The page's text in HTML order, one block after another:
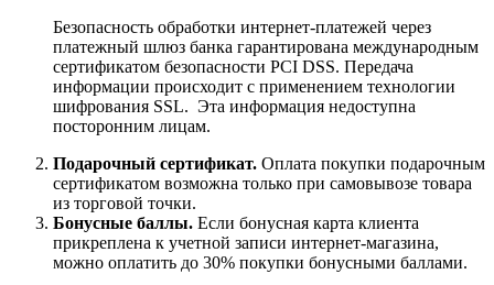
Безопасность обработки интернет-платежей через
платежный шлюз банка гарантирована международным
сертификатом безопасности PCI DSS. Передача
информации происходит с применением технологии
шифрования SSL. Эта информация недоступна
посторонним лицам.
Подарочный сертификат. Оплата покупки подарочным
сертификатом возможна только при самовывозе товара
из торговой точки.
Бонусные баллы. Если бонусная карта клиента
прикреплена к учетной записи интернет-магазина,
можно оплатить до 30% покупки бонусными баллами.